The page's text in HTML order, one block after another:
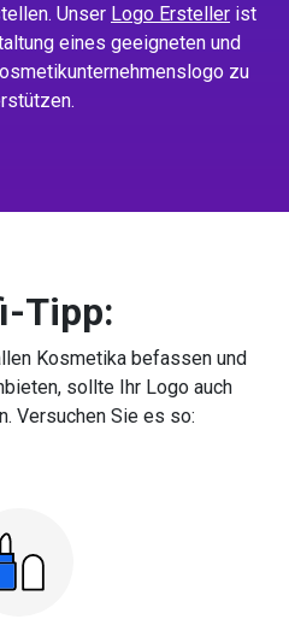
Unser Logo Ersteller ist
eines geeigneten und
zu
Tipp:
Kosmetika befassen und
sollte Ihr Logo auch
Versuchen Sie es so: